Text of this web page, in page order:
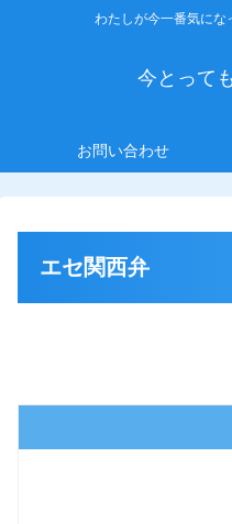
わたしが今一番気にな
今とって
お問い合わせ
エセ関西弁